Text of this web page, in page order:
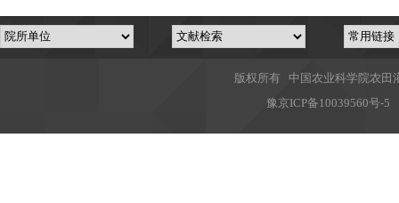
版权所有 中国农业科学院农
豫京ICP备10039560号-5